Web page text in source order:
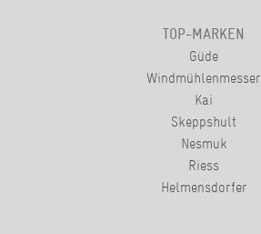
TOP-MARKEN
Güde
Windmühlenmesser
Kai
Skeppshult
Nesmuk
Riess
Helmensdorfer